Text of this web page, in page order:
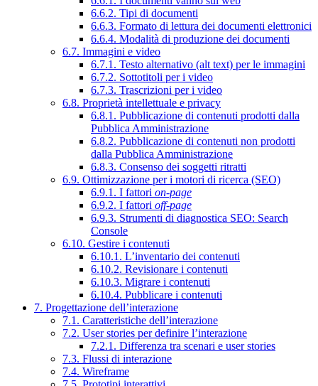
6.6.2. Tipi di documenti
6.6.3. Formato di lettura dei documenti elettronici
6.6.4. Modalità di produzione dei documenti
6.7. Immagini e video
6.7.1. Testo alternativo (alt text) per le immagini
6.7.2. Sottotitoli per i video
6.7.3. Trascrizioni per i video
6.8. Proprietà intellettuale e privacy
6.8.1. Pubblicazione di contenuti prodotti dalla
Pubblica Amministrazione
6.8.2. Pubblicazione di contenuti non prodotti
dalla Pubblica Amministrazione
6.8.3. Consenso dei soggetti ritratti
6.9. Ottimizzazione per i motori di ricerca (SEO)
6.9.1. I fattori on-page
6.9.2. I fattori off-page
6.9.3. Strumenti di diagnostica SEO: Search
Console
6.10. Gestire i contenuti
6.10.1. L’inventario dei contenuti
6.10.2. Revisionare i contenuti
6.10.3. Migrare i contenuti
6.10.4. Pubblicare i contenuti
7. Progettazione dell’interazione
7.1. Caratteristiche dell’interazione
7.2. User stories per definire l’interazione
7.2.1. Differenza tra scenari e user stories
7.3. Flussi di interazione
7.4. Wireframe